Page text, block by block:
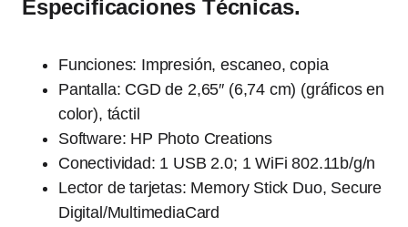
Especificaciones Técnicas.
Funciones: Impresión, escaneo, copia
Pantalla: CGD de 2,65″ (6,74 cm) (gráficos en
color), táctil
Software: HP Photo Creations
Conectividad: 1 USB 2.0; 1 WiFi 802.11b/g/n
Lector de tarjetas: Memory Stick Duo, Secure
Digital/MultimediaCard